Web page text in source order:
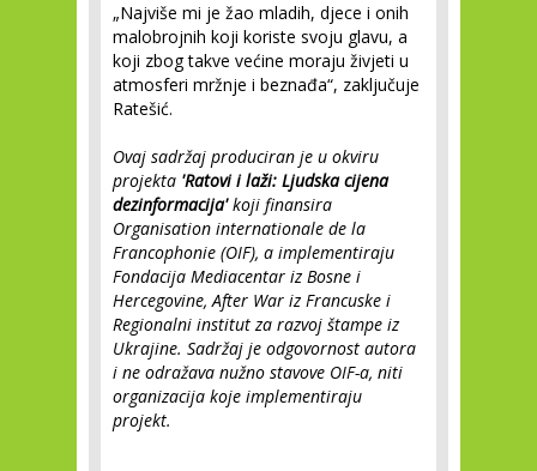
„Najviše mi je žao mladih, djece i onih
malobrojnih koji koriste svoju glavu, a
koji zbog takve većine moraju živjeti u
atmosferi mržnje i beznađa“, zaključuje
Ratešić.
Ovaj sadržaj produciran je u okviru
projekta 'Ratovi i laži: Ljudska cijena
dezinformacija'koji finansira
Organisation internationale de la
Francophonie (OIF), a implementiraju
Fondacija Mediacentar iz Bosne i
Hercegovine, After War iz Francuske i
Regionalni institut za razvoj štampe iz
Ukrajine. Sadržaj je odgovornost autora
i ne odražava nužno stavove OIF-a, niti
organizacija koje implementiraju
projekt.